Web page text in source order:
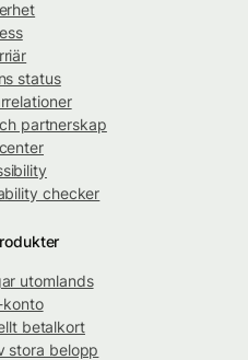
status
partnerskap
checker
utomlands
konto
betalkort
stora belopp